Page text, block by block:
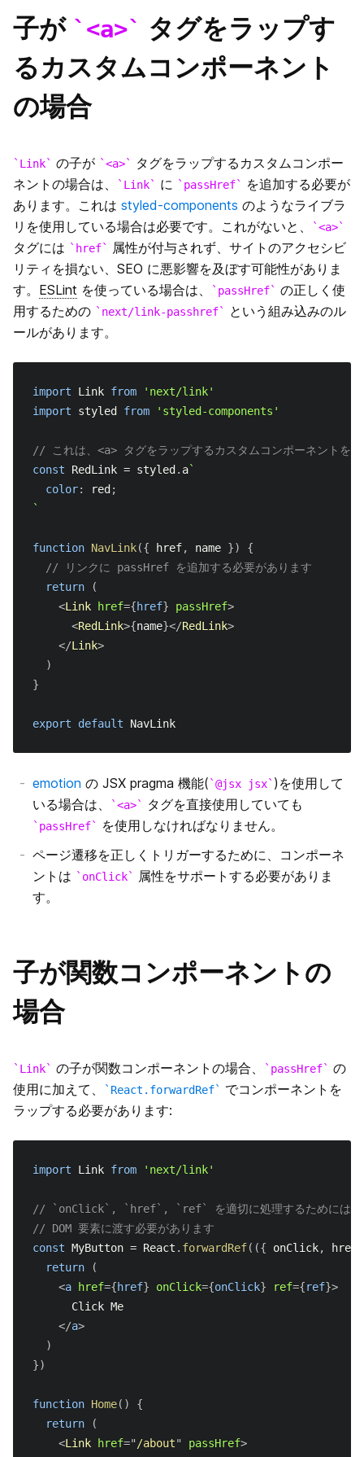
子が <a>
タグをラップす
るカスタムコンポーネント
の場合
Link の子が <a>
タグをラップするカスタムコンポー
ネントの場合は、
Link に passHref
を追加する必要が
あります。これは styled-components のようなライブラ
リを使用している場合は必要です。これがないと、
<a>
タグには href
属性が付与されず、サイトのアクセシビ
リティを損ない、SEO に悪影響を及ぼす可能性がありま
す。 ESLint を使っている場合は、 passHref
の正しく使
用するための
next/link-passhref
という組み込みのル
ールがあります。
import Link from
'next/link'
import styled from 'styled-components'
// これは、<a> タグをラップするカスタムコンポーネントを作
const
RedLink = styled . a`
color: red ;
`
function NavLink({ href, name })
{
// リンクに passHref を追加する必要があります
return
(
<Link href={href} passHref>
<RedLink>{name}</RedLink>
</Link>
)
}
export default NavLink
emotion の JSX pragma 機能( @jsx jsx )を使用して
いる場合は、
<a> タグを直接使用していても
passHref
を使用しなければなりません。
ページ遷移を正しくトリガーするために、コンポーネ
ントは
onClick
属性をサポートする必要がありま
す。
子が関数コンポーネントの
場合
Link の子が関数コンポーネントの場合、 passHref
の
使用に加えて、
React.forwardRef
でコンポーネントを
ラップする必要があります:
import Link from 'next/link'
// `onClick`, `href`, `ref` を適切に処理するためには
// DOM 要素に渡す必要があります
const MyButton = React . forwardRef( ({ onClick,
href
return
(
<a href={href} onClick={onClick} ref={ref}>
      Click Me
</a>
)
})
function Home( )
{
return
(
<Link href=" /about" passHref>